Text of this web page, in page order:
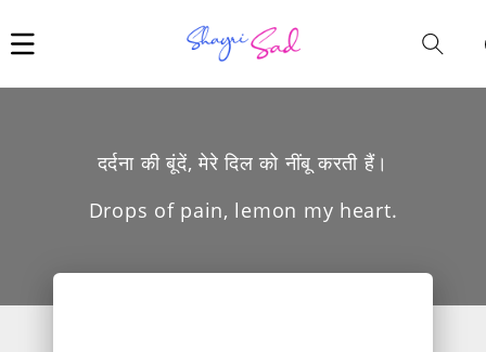
दर्दना की बूंदें, मेरे दिल को नींबू करती हैं।
Drops of pain, lemon my heart.